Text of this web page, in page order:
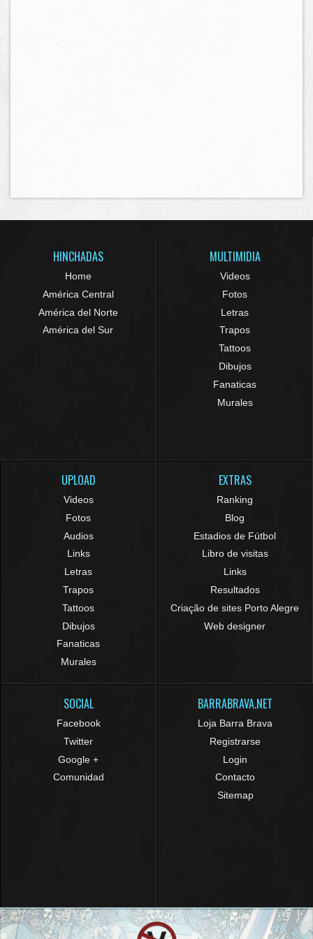
HINCHADAS
Home
América Central
América del Norte
América del Sur
MULTIMIDIA
Videos
Fotos
Letras
Trapos
Tattoos
Dibujos
Fanaticas
Murales
UPLOAD
Videos
Fotos
Audios
Links
Letras
Trapos
Tattoos
Dibujos
Fanaticas
Murales
EXTRAS
Ranking
Blog
Estadios de Fútbol
Libro de visitas
Links
Resultados
Criação de sites Porto Alegre
Web designer
SOCIAL
Facebook
Twitter
Google +
Comunidad
BARRABRAVA.NET
Loja Barra Brava
Registrarse
Login
Contacto
Sitemap